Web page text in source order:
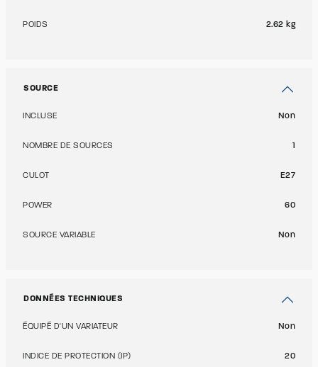
POIDS 2.62 kg
SOURCE
INCLUSE Non
NOMBRE DE SOURCES 1
CULOT E27
POWER 60
SOURCE VARIABLE Non
DONNÉES TECHNIQUES
ÉQUIPÉ D'UN VARIATEUR Non
INDICE DE PROTECTION (IP) 20